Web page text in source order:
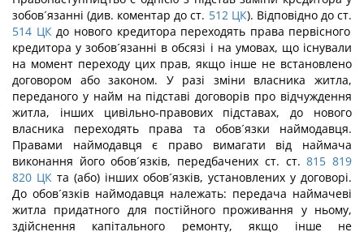
зобов´язанні (див. коментар до ст. 512 ЦК). Відповідно до ст.
514 ЦКдо нового кредитора переходять права первісного
кредитора у зобов´язанні в обсязі і на умовах, що існували
на момент переходу цих прав, якщо інше не встановлено
договором або законом. У разі зміни власника житла,
переданого у найм на підставі договорів про відчуждення
житла, інших цивільно-правових підставах, до нового
власника переходять права та обов´язки наймодавця.
Правами наймодавця є право вимагати від наймача
виконання його обов´язків, передбачених ст. ст. 815 819
820 ЦК та (або) інших обов´язків, установлених у договорі.
До обов´язків наймодавця належать: передача наймачеві
житла придатного для постійного проживання у ньому,
здійснення капітального ремонту, якщо інше не